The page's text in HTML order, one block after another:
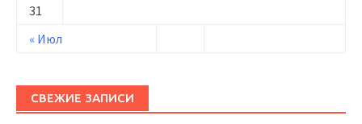
« Июл
31
СВЕЖИЕ ЗАПИСИ